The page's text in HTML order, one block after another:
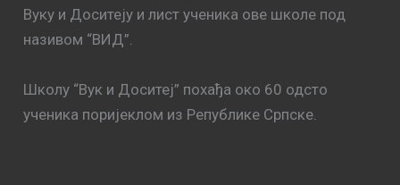
Вуку и Доситеју и лист ученика ове школе под
називом “ВИД”.
Школу “Вук и Доситеј” похађа око 60 одсто
ученика поријеклом из Републике Српске.